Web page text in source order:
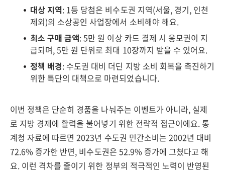
대상 지역: 1등 당첨은 비수도권 지역(서울, 경기, 인천
제외)의 소상공인 사업장에서 소비해야 해요.
최소 구매 금액: 5만 원 이상 카드 결제 시 응모권이 지
급되며, 5만 원 단위로 최대 10장까지 받을 수 있어요.
정책 배경: 수도권 대비 더딘 지방 소비 회복을 촉진하기
위한 특단의 대책으로 마련되었습니다.
이번 정책은 단순히 경품을 나눠주는 이벤트가 아니라, 실제
로 지방 경제에 활력을 불어넣기 위한 전략적 접근이에요. 통
계청 자료에 따르면 2023년 수도권 민간소비는 2002년 대비
72.6% 증가한 반면, 비수도권은 52.9% 증가에 그쳤다고 해
요. 이런 격차를 줄이기 위한 정부의 적극적인 노력이 반영된